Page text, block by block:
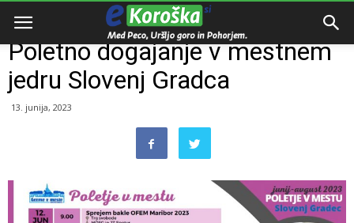
Domov
Poletno dogajanje v mestnem
jedru Slovenj Gradca
13. junija, 2023